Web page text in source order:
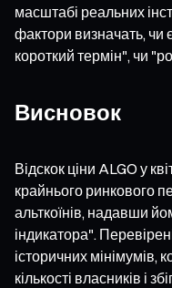
масштабі реальних
фактори визначать, чи
короткий термін", чи
Висновок
Відскок ціни ALGO у
крайнього ринкового
альткоїнів, надавши
індикатора".
історичних мінімумів,
кількості власників і